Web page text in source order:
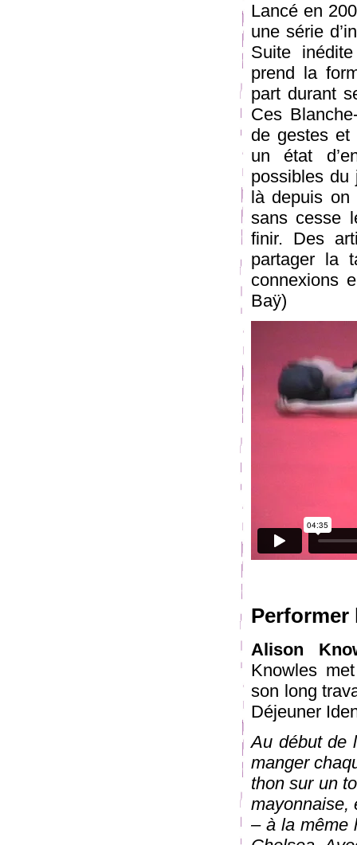
Lancé en
une série
Suite
prend la
part durant
Ces
de gestes et
un état
possibles du
là depuis on
sans cesse
finir. Des
partager la
connexions
Baÿ)
Performer
Alison
Knowles
son long
Déjeuner
Au début de
manger
thon sur un
mayonnaise,
– à la même